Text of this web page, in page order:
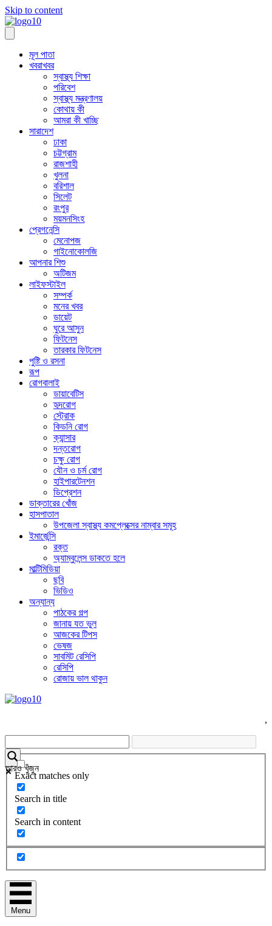
Skip to content
মূল পাতা
খবরাখবর
স্বাস্থ্য শিক্ষা
পরিবেশ
স্বাস্থ্য মন্ত্রণালয়
কোথায় কী
আমরা কী খাচ্ছি
সারাদেশ
ঢাকা
চট্টগ্রাম
রাজশাহী
খুলনা
বরিশাল
সিলেট
রংপুর
ময়মনসিংহ
প্রেগনেন্সি
মেনোপজ
গাইনোকোলজি
আপনার শিশু
অটিজম
লাইফস্টাইল
সম্পর্ক
মনের খবর
ডায়েট
ঘুরে আসুন
ফিটনেস
তারকার ফিটনেস
পুষ্টি ও রসনা
রূপ
রোগবালাই
ডায়াবেটিস
হৃদরোগ
স্ট্রোক
কিডনি রোগ
ক্যান্সার
দন্তরোগ
চক্ষু রোগ
যৌন ও চর্ম রোগ
হাইপারটেনশন
ডিপ্রেশন
ডাক্তারের খোঁজ
হাসপাতাল
উপজেলা স্বাস্থ্য কমপ্লেক্সের নাম্বার সমূহ
ইমার্জেন্সি
রক্ত
অ্যাম্বুলেন্স ডাকতে হলে
মাল্টিমিডিয়া
ছবি
ভিডিও
অন্যান্য
পাঠকের গল্প
জানায় যত ভুল
আজকের টিপস
ভেষজ
সাবমিট রেসিপি
রেসিপি
রোজায় ভাল থাকুন
,
আরও খুঁজুন
Exact matches only
Search in title
Search in content
Menu